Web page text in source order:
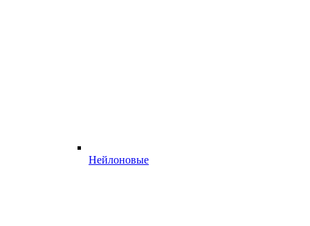
Нейлоновые